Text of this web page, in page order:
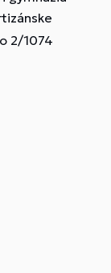
2/1074